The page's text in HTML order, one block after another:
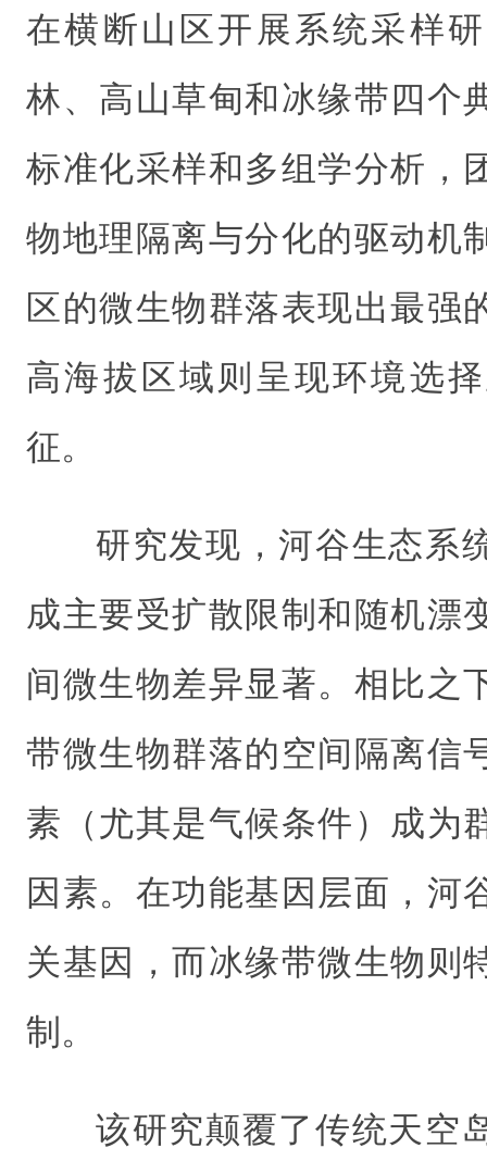
在横断山区开展系统采样
林、高山草甸和冰缘带四个
标准化采样和多组学分析，
物地理隔离与分化的驱动机
区的微生物群落表现出最强
高海拔区域则呈现环境选
征。
研究发现，河谷生态系
成主要受扩散限制和随机漂
间微生物差异显著。相比之
带微生物群落的空间隔离信
素（尤其是气候条件）成为
因素。在功能基因层面，河
关基因，而冰缘带微生物则
制。
该研究颠覆了传统天空